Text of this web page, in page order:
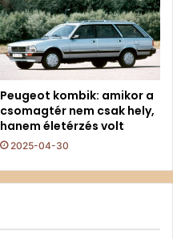
Peugeot kombik: amikor a
csomagtér nem csak hely,
hanem életérzés volt
2025-04-30